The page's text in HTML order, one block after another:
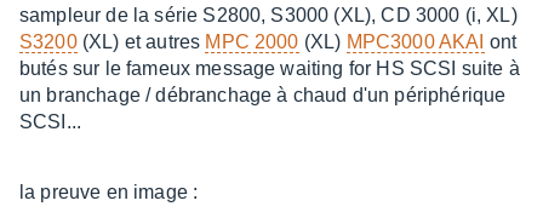
sampleur de la série S2800, S3000 (XL), CD 3000 (i, XL)
S3200(XL) et autres MPC 2000 (XL) MPC3000 AKAI ont
butés sur le fameux message waiting for HS SCSI suite à
un branchage / débranchage à chaud d'un périphérique
SCSI...
la preuve en image :